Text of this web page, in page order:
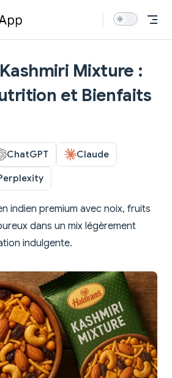
Mixture :
et Bienfaits
ChatGPT Claude
indien premium avec noix, fruits
dans un mix légèrement
indulgente.